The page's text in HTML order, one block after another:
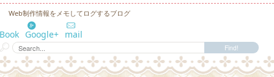
Web制作情報をメモしてログするブログ
Google+ mail